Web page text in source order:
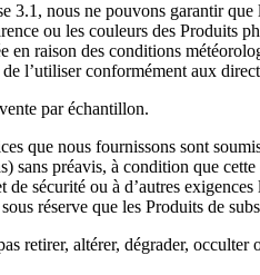
3.1, nous ne pouvons garantir
ou les couleurs des Produits
en raison des conditions
l’utiliser conformément aux
par échantillon.
que nous fournissons sont
sans préavis, à condition que
de sécurité ou à d’autres
réserve que les Produits de
retirer, altérer, dégrader,